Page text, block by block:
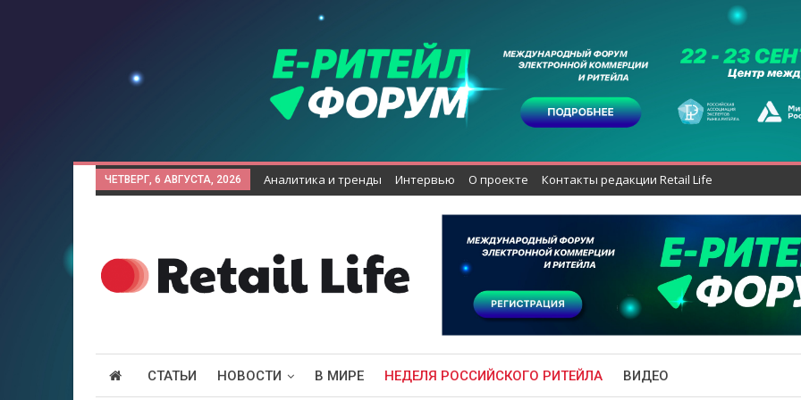
ЧЕТВЕРГ, 6 АВГУСТА, 2026 Аналитика и тренды Интервью О проекте Контакты редакции Retail Life
СТАТЬИ НОВОСТИ В МИРЕ НЕДЕЛЯ РОССИЙСКОГО РИТЕЙЛА ВИДЕО